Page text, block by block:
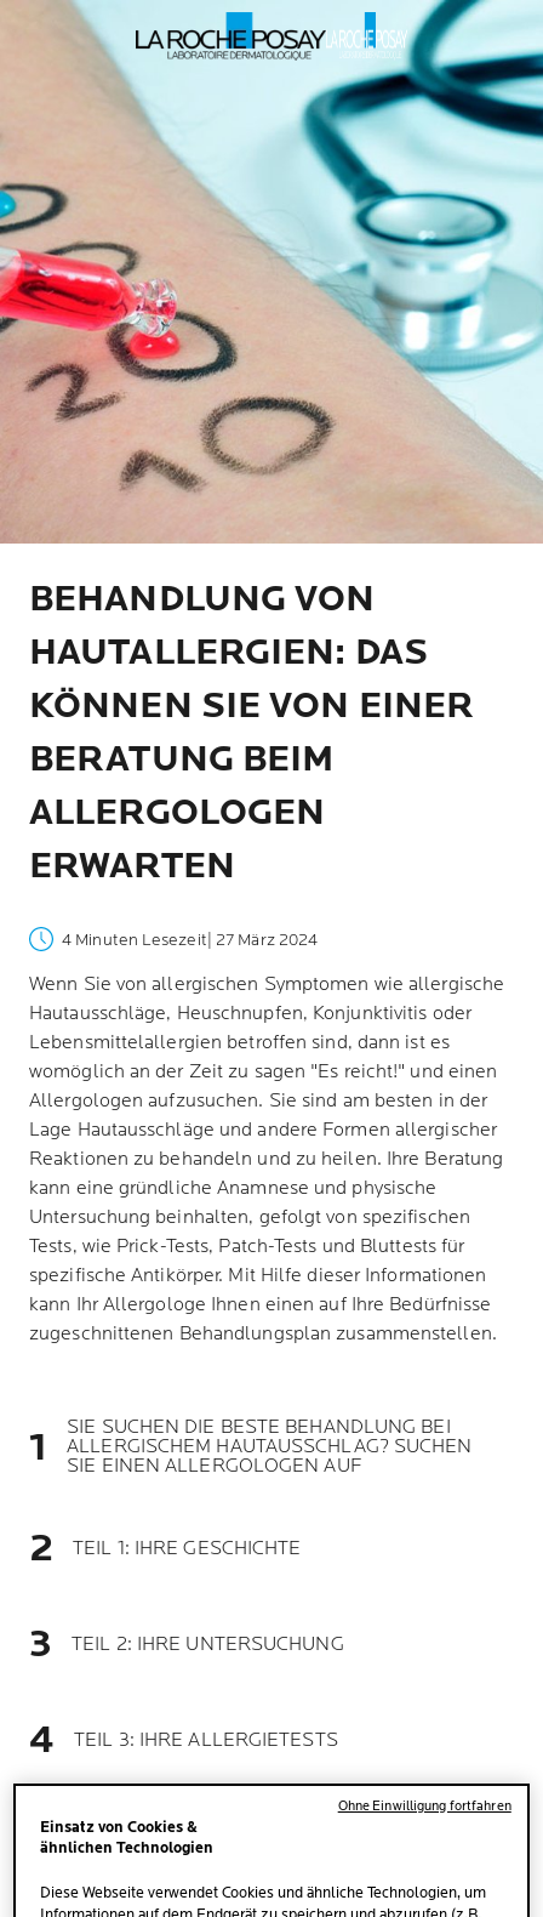
BEHANDLUNG VON
HAUTALLERGIEN: DAS
KÖNNEN SIE VON EINER
BERATUNG BEIM
ALLERGOLOGEN
ERWARTEN
4 Minuten Lesezeit | 27 März 2024
Wenn Sie von allergischen Symptomen wie allergische
Hautausschläge, Heuschnupfen, Konjunktivitis oder
Lebensmittelallergien betroffen sind, dann ist es
womöglich an der Zeit zu sagen "Es reicht!" und einen
Allergologen aufzusuchen. Sie sind am besten in der
Lage Hautausschläge und andere Formen allergischer
Reaktionen zu behandeln und zu heilen. Ihre Beratung
kann eine gründliche Anamnese und physische
Untersuchung beinhalten, gefolgt von spezifischen
Tests, wie Prick-Tests, Patch-Tests und Bluttests für
spezifische Antikörper. Mit Hilfe dieser Informationen
kann Ihr Allergologe Ihnen einen auf Ihre Bedürfnisse
zugeschnittenen Behandlungsplan zusammenstellen.
SIE SUCHEN DIE BESTE BEHANDLUNG BEI
ALLERGISCHEM HAUTAUSSCHLAG? SUCHEN
SIE EINEN ALLERGOLOGEN AUF
TEIL 1: IHRE GESCHICHTE
TEIL 2: IHRE UNTERSUCHUNG
TEIL 3: IHRE ALLERGIETESTS
TEIL 4: PLAN UND LÖSUNG FÜR IHRE ZU
ALLERGIEN NEIGENDE HAUT
Einsatz von Cookies &
ähnlichen Technologien
Diese Webseite verwendet Cookies und ähnliche Technologien, um
Ohne Einwilligung fortfahren